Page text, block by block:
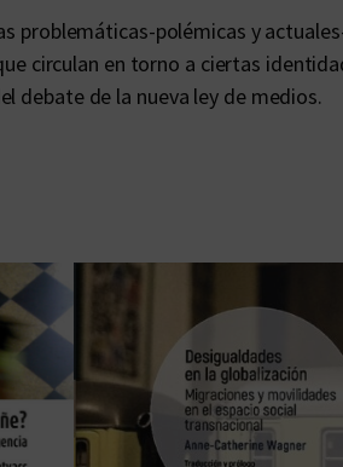
problemáticas-polémicas y
circulan en torno a ciertas
debate de la nueva ley de medios.